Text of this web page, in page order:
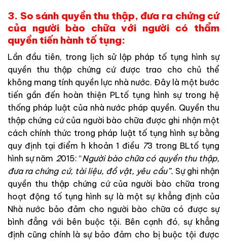
3. So sánh quyền thu thập, đưa ra chứng cứ
của người bào chữavới người có thẩm
quyền tiến hành tố tụng:
Lần đầu tiên, trong lịch sử lập pháp tố tụng hình sự
quyền thu thập chứng cứ được trao cho chủ thể
không mang tính quyền lực nhà nước. Đây là một bước
tiến gần đến hoàn thiện PLtố tụng hình sự trong hệ
thống pháp luật của nhà nước pháp quyền. Quyền thu
thập chứng cứ của người bào chữa được ghi nhận một
cách chính thức trong pháp luật tố tụng hình sự bằng
quy định tại điểm h khoản 1 điều 73 trong BLtố tụng
hình sự năm 2015: “Ngườibào chữacó quyền thu thập,
đưarachứng cứ, tàiliệu, đồ vật, yêu cầu”. Sự ghi nhận
quyền thu thập chứng cứ của người bào chữa trong
hoạt động tố tụng hình sự là một sự khẳng định của
Nhà nước bảo đảm cho người bào chữa có được sự
bình đẳng với bên buộc tội. Bên cạnh đó, sự khẳng
định cũng chính là sự bảo đảm cho bị buộc tội được